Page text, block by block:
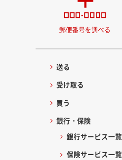
郵便番号を調べる
送る
受け取る
買う
銀行・保険
銀行サービス一覧
保険サービス一覧